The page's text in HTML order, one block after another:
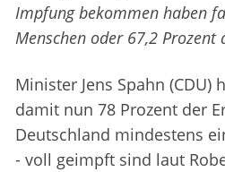
Impfung bekommen haben
Menschen oder 67,2 Prozent
Minister Jens Spahn (CDU)
damit nun 78 Prozent der
Deutschland mindestens
- voll geimpft sind laut